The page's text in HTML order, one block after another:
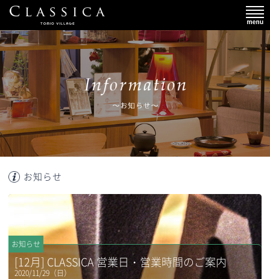
お知らせ
お知らせ
[12月] CLASSICA 営業日・営業時間のご案内
2020/11/29（日）